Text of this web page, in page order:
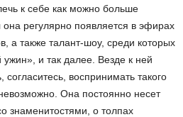
к себе как можно больше
регулярно появляется в эфирах
а также талант-шоу, среди которых
и так далее. Везде к ней
согласитесь, воспринимать такого
Она постоянно несет
знаменитостями, о толпах